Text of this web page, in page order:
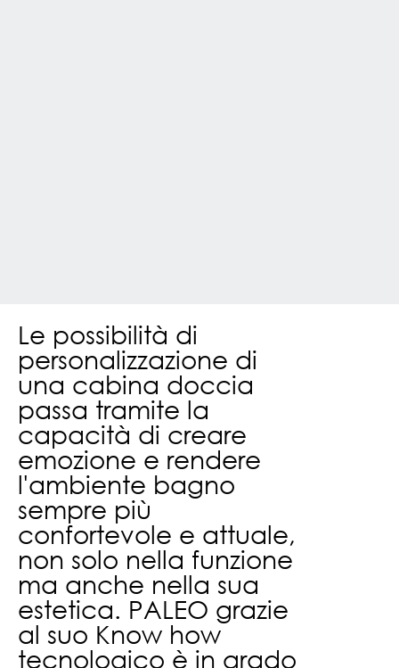
Le possibilità di
personalizzazione di
una cabina doccia
passa tramite la
capacità di creare
emozione e rendere
l'ambiente bagno
sempre più
confortevole e attuale,
non solo nella funzione
ma anche nella sua
estetica. PALEO grazie
al suo Know how
tecnologico è in grado